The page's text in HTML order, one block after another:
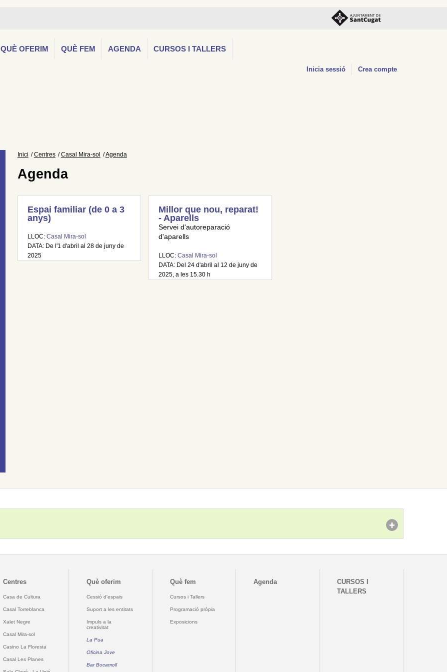
QUÈ OFERIM QUÈ FEM AGENDA CURSOS I TALLERS
Inicia sessió Crea compte
Inici Centres Casal Mira-sol Agenda
Agenda
Espai familiar (de 0 a 3
anys)
LLOC: Casal Mira-sol
DATA: De l'1 d'abril al 28 de juny de
2025
Millor que nou, reparat!
- Aparells
Servei d'autoreparació
d'aparells
LLOC:Casal Mira-sol
DATA: Del 24 d'abril al 12 de juny de
2025, a les 15.30 h
Centres
Casa de Cultura
Casal Torreblanca
Xalet Negre
Casal Mira-sol
Casino La Floresta
Casal Les Planes
Què oferim
Cessió d'espais
Suport a les entitats
Impuls a la
creativitat
La Pua
Oficina Jove
Bar Bocamoll
Què fem
Cursos i Tallers
Programació pròpia
Exposicions
Agenda
CURSOS I
TALLERS